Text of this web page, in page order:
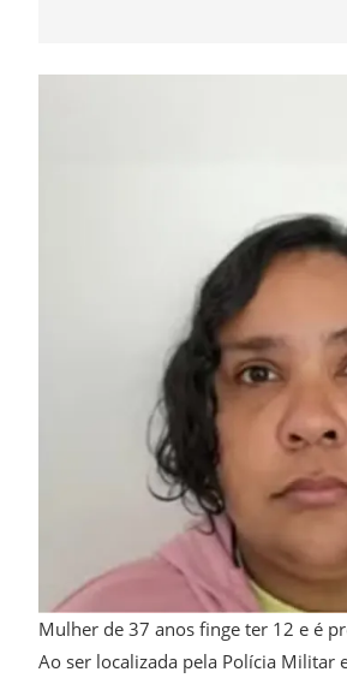
Mulher de 37 anos finge ter 12 e é
Ao ser localizada pela Polícia Militar